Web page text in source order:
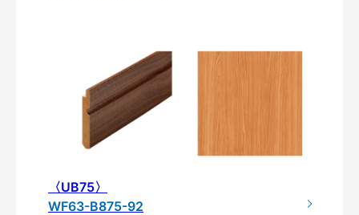
〈UB75〉
WF63-B875-92